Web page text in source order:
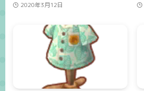
2020年3月12日